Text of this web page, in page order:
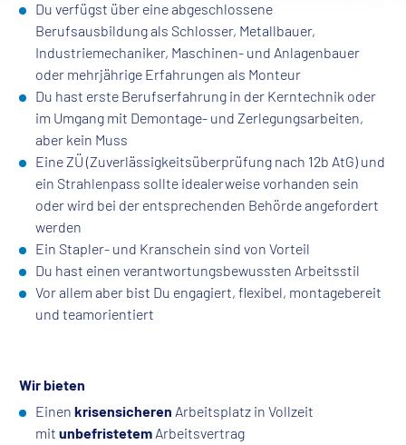
Du verfügst über eine abgeschlossene
Berufsausbildung als Schlosser, Metallbauer,
Industriemechaniker, Maschinen- und Anlagenbauer
oder mehrjährige Erfahrungen als Monteur
Du hast erste Berufserfahrung in der Kerntechnik oder
im Umgang mit Demontage- und Zerlegungsarbeiten,
aber kein Muss
Eine ZÜ (Zuverlässigkeitsüberprüfung nach 12b AtG) und
ein Strahlenpass sollte idealerweise vorhanden sein
oder wird bei der entsprechenden Behörde angefordert
werden
Ein Stapler- und Kranschein sind von Vorteil
Du hast einen verantwortungsbewussten Arbeitsstil
Vor allem aber bist Du engagiert, flexibel, montagebereit
und teamorientiert
Wir bieten
Einen krisensicheren Arbeitsplatz in Vollzeit
mit unbefristetem Arbeitsvertrag